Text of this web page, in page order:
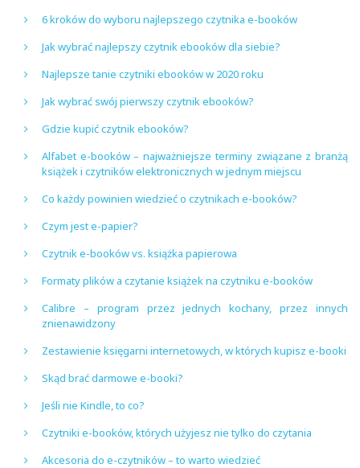
6 kroków do wyboru najlepszego czytnika e-booków
Jak wybrać najlepszy czytnik ebooków dla siebie?
Najlepsze tanie czytniki ebooków w 2020 roku
Jak wybrać swój pierwszy czytnik ebooków?
Gdzie kupić czytnik ebooków?
Alfabet e-booków – najważniejsze terminy związane z branżą
książek i czytników elektronicznych w jednym miejscu
Co każdy powinien wiedzieć o czytnikach e-booków?
Czym jest e-papier?
Czytnik e-booków vs. książka papierowa
Formaty plików a czytanie książek na czytniku e-booków
Calibre – program przez jednych kochany, przez innych
znienawidzony
Zestawienie księgarni internetowych, w których kupisz e-booki
Skąd brać darmowe e-booki?
Jeśli nie Kindle, to co?
Czytniki e-booków, których użyjesz nie tylko do czytania
Akcesoria do e-czytników – to warto wiedzieć